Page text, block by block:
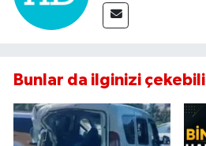
Bunlar da ilginizi